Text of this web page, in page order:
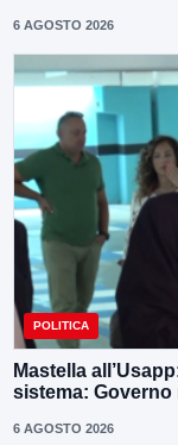
6 AGOSTO 2026
POLITICA
Mastella
sistema:
6 AGOSTO 2026